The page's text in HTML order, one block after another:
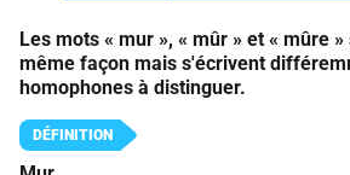
Les mots « mur », « mûr » et « mûre
même façon mais s'écrivent
homophones à distinguer.